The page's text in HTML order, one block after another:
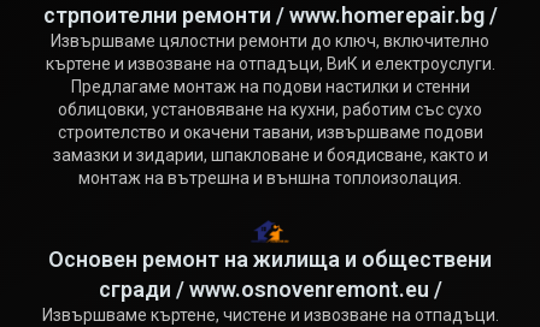
стрпоителни ремонти / www.homerepair.bg /
Извършваме цялостни ремонти до ключ, включително
къртене и извозване на отпадъци, ВиК и електроуслуги.
Предлагаме монтаж на подови настилки и стенни
облицовки, установяване на кухни, работим със сухо
строителство и окачени тавани, извършваме подови
замазки и зидарии, шпакловане и боядисване, както и
монтаж на вътрешна и външна топлоизолация.
Основен ремонт на жилища и обществени
сгради / www.osnovenremont.eu /
Извършваме къртене, чистене и извозване на отпадъци.